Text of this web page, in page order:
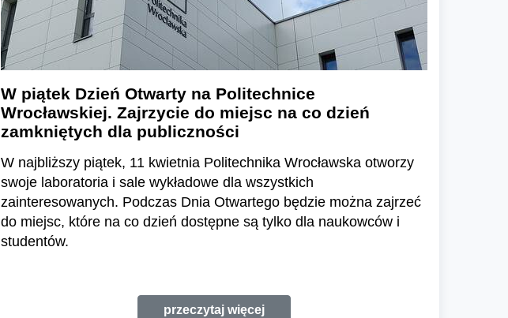
W piątek Dzień Otwarty na Politechnice
Wrocławskiej. Zajrzycie do miejsc na co dzień
zamkniętych dla publiczności
W najbliższy piątek, 11 kwietnia Politechnika Wrocławska otworzy
swoje laboratoria i sale wykładowe dla wszystkich
zainteresowanych. Podczas Dnia Otwartego będzie można zajrzeć
do miejsc, które na co dzień dostępne są tylko dla naukowców i
studentów.
przeczytaj więcej